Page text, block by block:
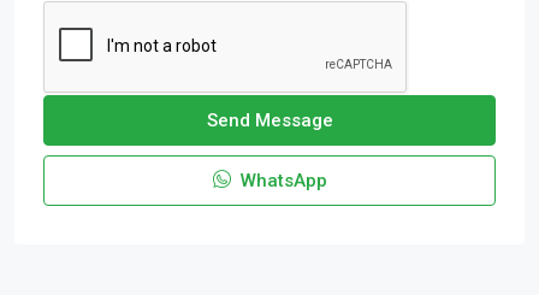
Send Message
WhatsApp